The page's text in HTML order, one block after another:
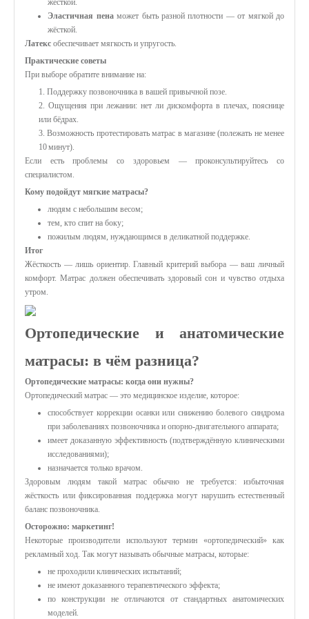
жёсткой.
Эластичная пенаможет быть разной плотности — от мягкой до
жёсткой.
Латекс обеспечивает мягкость и упругость.
Практические советы
При выборе обратите внимание на:
1. Поддержку позвоночника в вашей привычной позе.
2. Ощущения при лежании: нет ли дискомфорта в плечах, пояснице
или бёдрах.
3. Возможность протестировать матрас в магазине (полежать не менее
10 минут).
Если есть проблемы со здоровьем — проконсультируйтесь со
специалистом.
Кому подойдут мягкие матрасы?
людям с небольшим весом;
тем, кто спит на боку;
пожилым людям, нуждающимся в деликатной поддержке.
Итог
Жёсткость — лишь ориентир. Главный критерий выбора — ваш личный
комфорт. Матрас должен обеспечивать здоровый сон и чувство отдыха
утром.
Ортопедические и анатомические
матрасы: в чём разница?
Ортопедические матрасы: когда они нужны?
Ортопедический матрас — это медицинское изделие, которое:
способствует коррекции осанки или снижению болевого синдрома
при заболеваниях позвоночника и опорно‑двигательного аппарата;
имеет доказанную эффективность (подтверждённую клиническими
исследованиями);
назначается только врачом.
Здоровым людям такой матрас обычно не требуется: избыточная
жёсткость или фиксированная поддержка могут нарушить естественный
баланс позвоночника.
Осторожно: маркетинг!
Некоторые производители используют термин «ортопедический» как
рекламный ход. Так могут называть обычные матрасы, которые:
не проходили клинических испытаний;
не имеют доказанного терапевтического эффекта;
по конструкции не отличаются от стандартных анатомических
моделей.